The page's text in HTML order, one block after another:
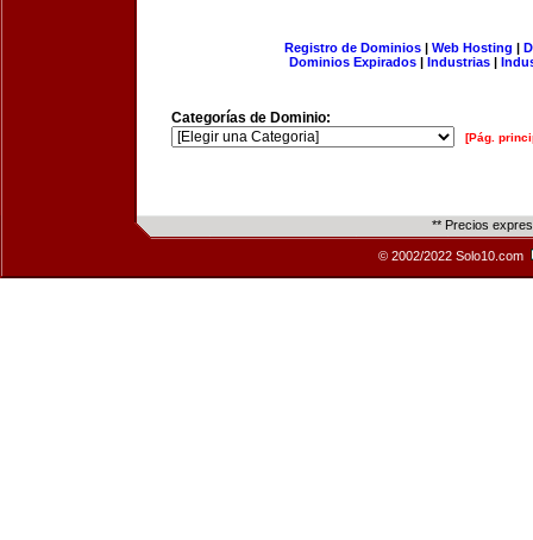
Registro de Dominios| Web Hosting |
Dominios Expirados | Industrias |
Categorías de Dominio:
[Pág.
** Precios
© 2002/2022 Solo10.com